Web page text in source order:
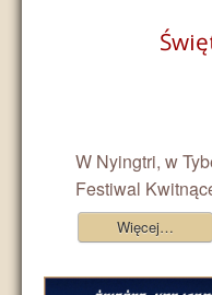
W Nyingtri, w
Festiwal
Więcej…